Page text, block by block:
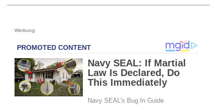
Werbung